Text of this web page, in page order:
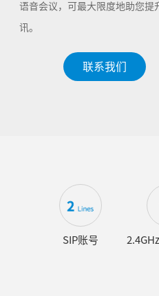
语音会议，可最大限度地助您提
讯。
联系我们
SIP账号